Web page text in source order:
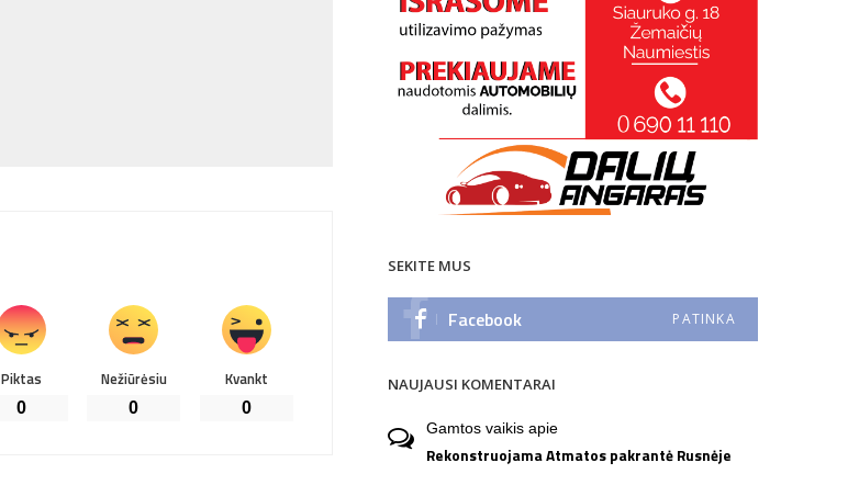
Piktas
0
Nežiūrėsiu
0
Kvankt
0
SEKITE MUS
Facebook PATINKA
NAUJAUSI KOMENTARAI
Gamtos vaikis apie
Rekonstruojama Atmatos pakrantė Rusnėje